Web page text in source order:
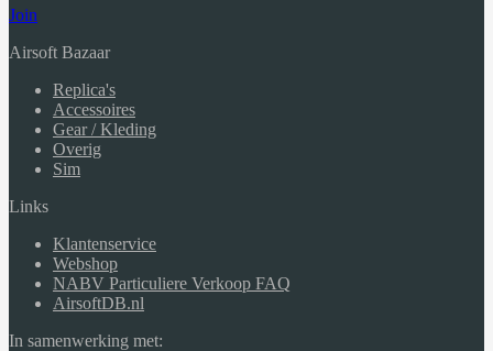
Join
Airsoft Bazaar
Replica's
Accessoires
Gear / Kleding
Overig
Sim
Links
Klantenservice
Webshop
NABV Particuliere Verkoop FAQ
AirsoftDB.nl
In samenwerking met: